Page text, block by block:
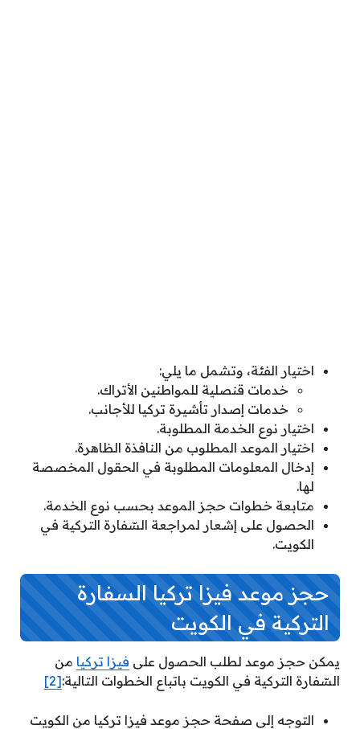
اختيار الفئة، وتشمل ما يلي:
خدمات قنصلية للمواطنين الأتراك.
خدمات إصدار تأشيرة تركيا للأجانب.
اختيار نوع الخدمة المطلوبة.
اختيار الموعد المطلوب من النافذة الظاهرة.
إدخال المعلومات المطلوبة في الحقول المخصصة
لها.
متابعة خطوات حجز الموعد بحسب نوع الخدمة.
الحصول على إشعار لمراجعة السّفارة التركية في
الكويت.
حجز موعد فيزا تركيا السفارة
التركية في الكويت
يمكن حجز موعد لطلب الحصول على فيزا تركيا من
السّفارة التركية في الكويت باتباع الخطوات التالية:[2]
التوجه إلى صفحة حجز موعد فيزا تركيا من الكويت